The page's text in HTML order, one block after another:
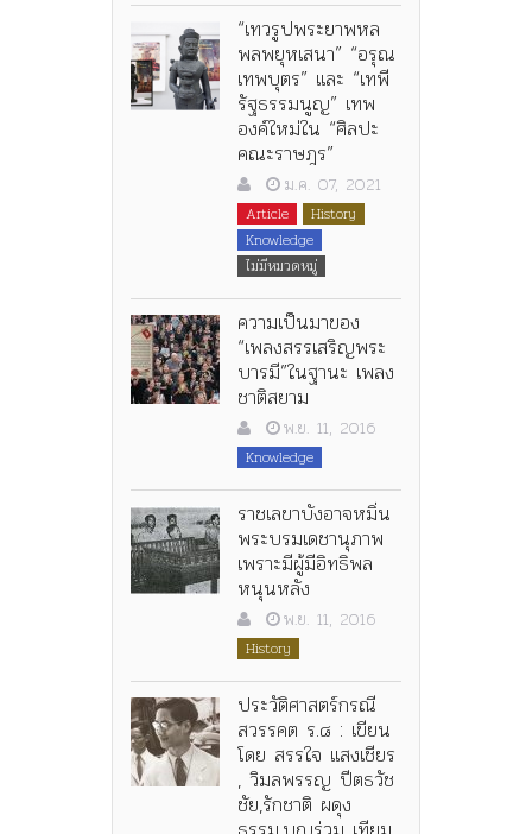
“เทวรูปพระยาพหล
พลพยุหเสนา” “อรุณ
เทพบุตร” และ “เทพี
รัฐธรรมนูญ” เทพ
องค์ใหม่ใน “ศิลปะ
คณะราษฎร”
ม.ค. 07, 2021
Article
History
Knowledge
ไม่มีหมวดหมู่
ความเป็นมาของ
“เพลงสรรเสริญพระ
บารมี”ในฐานะ เพลง
ชาติสยาม
พ.ย. 11, 2016
Knowledge
ราชเลขาบังอาจหมิ่น
พระบรมเดชานุภาพ
เพราะมีผู้มีอิทธิพล
หนุนหลัง
พ.ย. 11, 2016
History
ประวัติศาสตร์กรณี
สวรรคต ร.๘ : เขียน
โดย สรรใจ แสงเชียร
, วิมลพรรญ ปีตธวัช
ชัย,รักชาติ ผดุง